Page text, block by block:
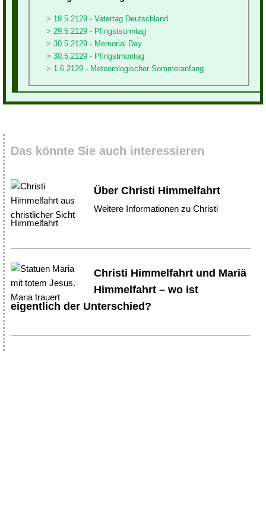
19.5.2129 - Vatertag Deutschland
29.5.2129 - Pfingstsonntag
30.5.2129 - Memorial Day
30.5.2129 - Pfingstmontag
1.6.2129 - Meteorologischer Sommeranfang
Das könnte Sie auch interessieren
Über Christi Himmelfahrt
Weitere Informationen zu Christi
Himmelfahrt
Christi Himmelfahrt und Mariä
Himmelfahrt – wo ist
eigentlich der Unterschied?